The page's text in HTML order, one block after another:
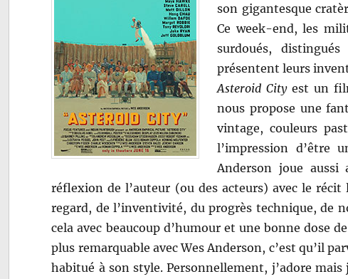
son gigantesque
Ce week-end, les
surdoués,
présentent leurs
Asteroid Cityest un
nous propose une
vintage, couleurs
l’impression d’être
Anderson joue
réflexion de l’auteur (ou des acteurs) avec le
regard, de l’inventivité, du progrès technique, de
cela avec beaucoup d’humour et une bonne dose
plus remarquable avec Wes Anderson, c’est qu’il
habitué à son style. Personnellement, j’adore